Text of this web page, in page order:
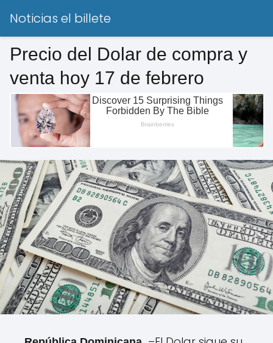
Noticias el billete
Precio del Dolar de compra y
venta hoy 17 de febrero